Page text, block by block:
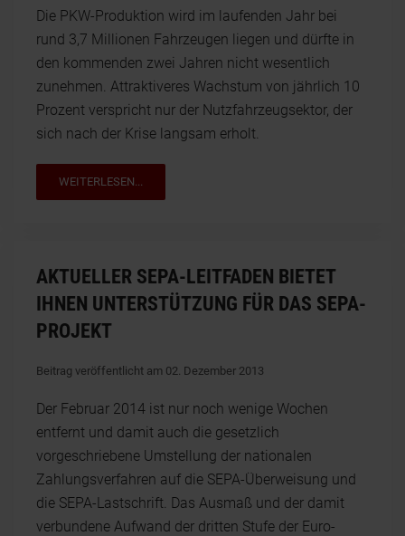
Die PKW-Produktion wird im laufenden Jahr bei
rund 3,7 Millionen Fahrzeugen liegen und dürfte in
den kommenden zwei Jahren nicht wesentlich
zunehmen. Attraktiveres Wachstum von jährlich 10
Prozent verspricht nur der Nutzfahrzeugsektor, der
sich nach der Krise langsam erholt.
WEITERLESEN...
AKTUELLER SEPA-LEITFADEN BIETET
IHNEN UNTERSTÜTZUNG FÜR DAS SEPA-
PROJEKT
Beitrag veröffentlicht am 02. Dezember 2013
Der Februar 2014 ist nur noch wenige Wochen
entfernt und damit auch die gesetzlich
vorgeschriebene Umstellung der nationalen
Zahlungsverfahren auf die SEPA-Überweisung und
die SEPA-Lastschrift. Das Ausmaß und der damit
verbundene Aufwand der dritten Stufe der Euro-